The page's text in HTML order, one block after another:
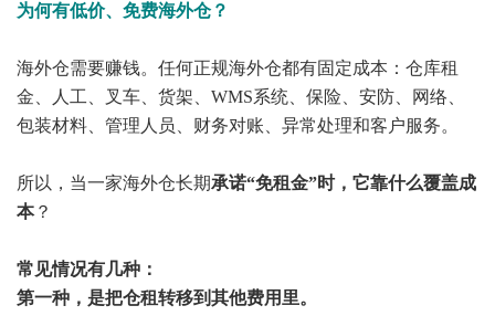
为何有低价、免费海外仓？
海外仓需要赚钱。任何正规海外仓都有固定成本：仓库租
金、人工、叉车、货架、WMS系统、保险、安防、网络、
包装材料、管理人员、财务对账、异常处理和客户服务。
所以，当一家海外仓长期承诺“免租金”时，它靠什么覆盖成
本？
常见情况有几种：
第一种，是把仓租转移到其他费用里。